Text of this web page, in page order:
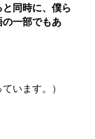
同時に、僕ら
一部でもあ
います。）